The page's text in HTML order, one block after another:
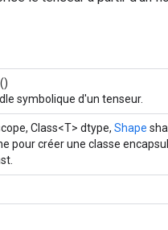
()
symbolique d'un tenseur.
Class<T> dtype, Shape
pour créer une classe